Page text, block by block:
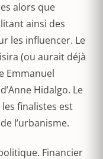
alors que
ainsi des
les influencer. Le
(ou aurait déjà
Emmanuel
Hidalgo. Le
finalistes est
l’urbanisme.
Financier